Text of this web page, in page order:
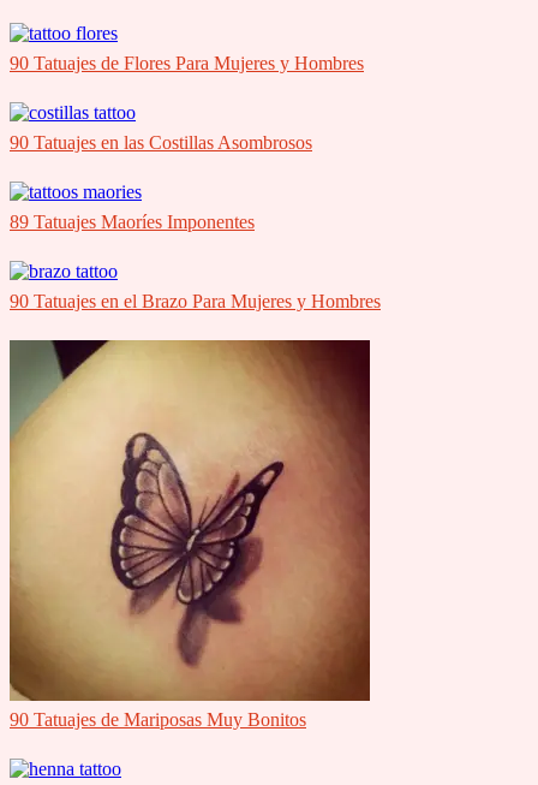
90 Tatuajes de Flores Para Mujeres y Hombres
90 Tatuajes en las Costillas Asombrosos
89 Tatuajes Maoríes Imponentes
90 Tatuajes en el Brazo Para Mujeres y Hombres
90 Tatuajes de Mariposas Muy Bonitos